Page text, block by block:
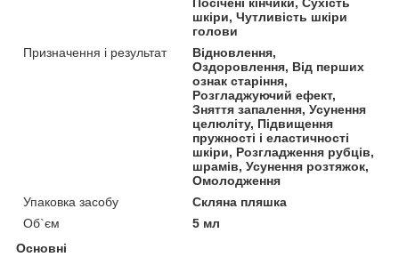
Посічені кінчики, Сухість
шкіри, Чутливість шкіри
голови
Призначення і результат
Відновлення,
Оздоровлення, Від перших
ознак старіння,
Розгладжуючий ефект,
Зняття запалення, Усунення
целюліту, Підвищення
пружності і еластичності
шкіри, Розгладження рубців,
шрамів, Усунення розтяжок,
Омолодження
Упаковка засобу
Скляна пляшка
Об`єм
5 мл
Основні